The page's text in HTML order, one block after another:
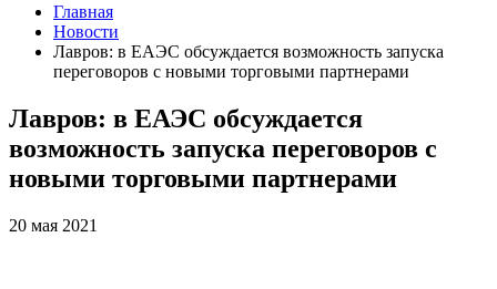
Главная
Новости
Лавров: в ЕАЭС обсуждается возможность запуска
переговоров с новыми торговыми партнерами
Лавров: в ЕАЭС обсуждается
возможность запуска переговоров с
новыми торговыми партнерами
20 мая 2021